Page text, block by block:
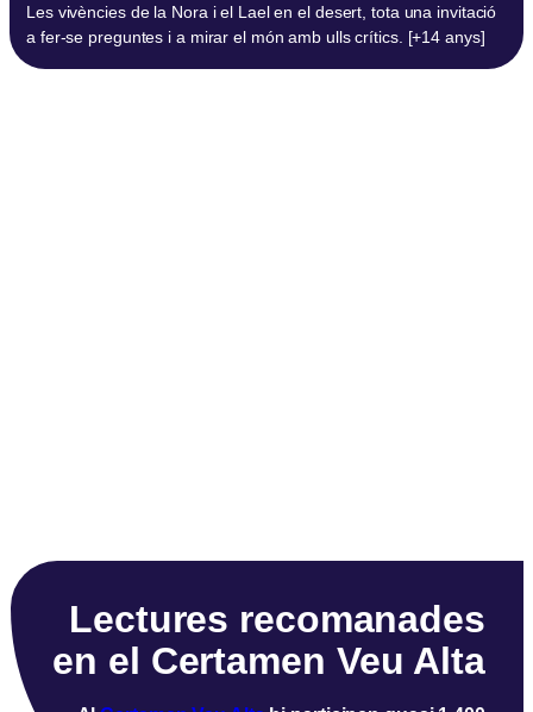
Les vivències de la Nora i el Lael en el desert, tota una invitació
a fer-se preguntes i a mirar el món amb ulls crítics. [+14 anys]
Lectures recomanades
en el Certamen Veu Alta